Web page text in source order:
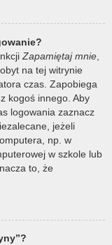
Zapamiętaj mnie
na tej witrynie
czas. Zapobiega
kogoś innego. Aby
logowania zaznacz
jeżeli
np. w
w szkole lub
to, że